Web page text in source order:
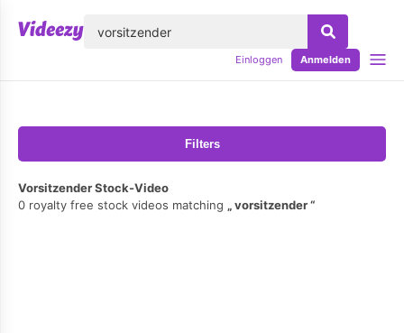
Einloggen Anmelden
Filters
Vorsitzender Stock-Video
0 royalty free stock videos matching
vorsitzender